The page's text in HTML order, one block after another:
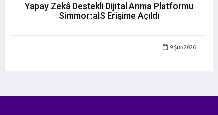
Yapay Zekâ Destekli Dijital Anma Platformu
SimmortalS Erişime Açıldı
9 Şub 2026